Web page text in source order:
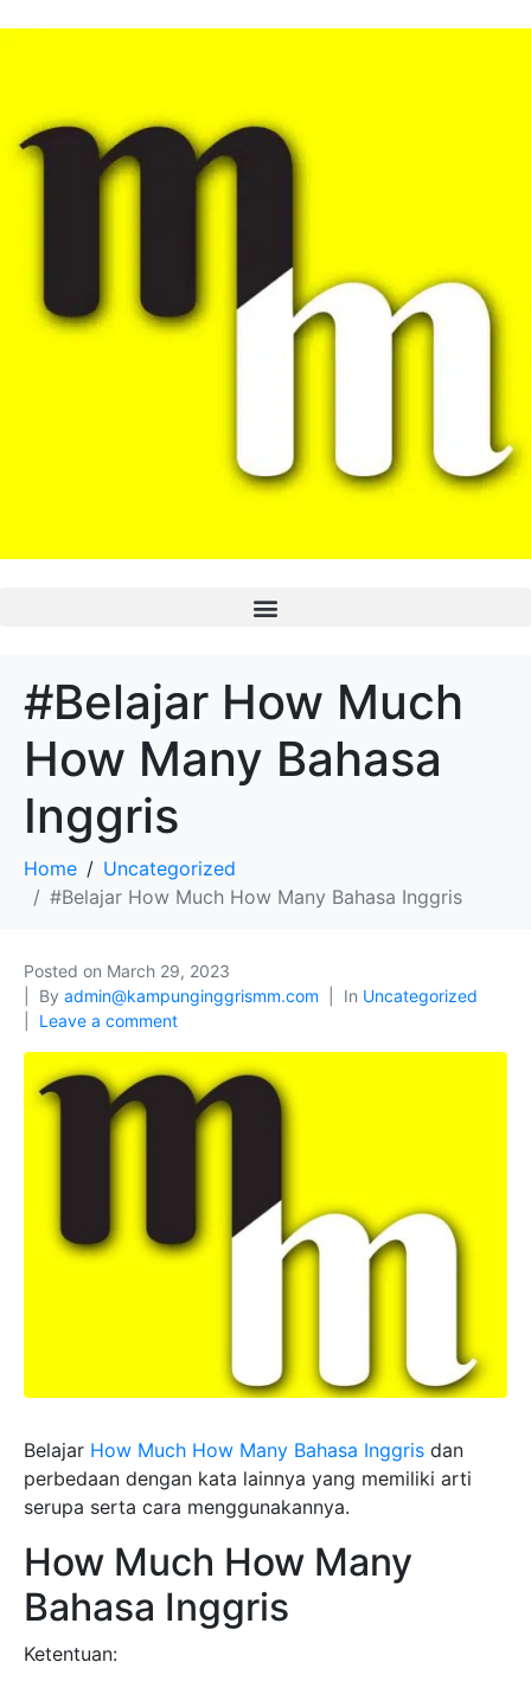
#Belajar How Much
How Many Bahasa
Inggris
Home
Uncategorized
#Belajar How Much How Many Bahasa Inggris
Posted on March 29, 2023
By admin@kampunginggrismm.com In Uncategorized
Leave a comment
Belajar How Much How Many Bahasa Inggris dan
perbedaan dengan kata lainnya yang memiliki arti
serupa serta cara menggunakannya.
How Much How Many
Bahasa Inggris
Ketentuan: